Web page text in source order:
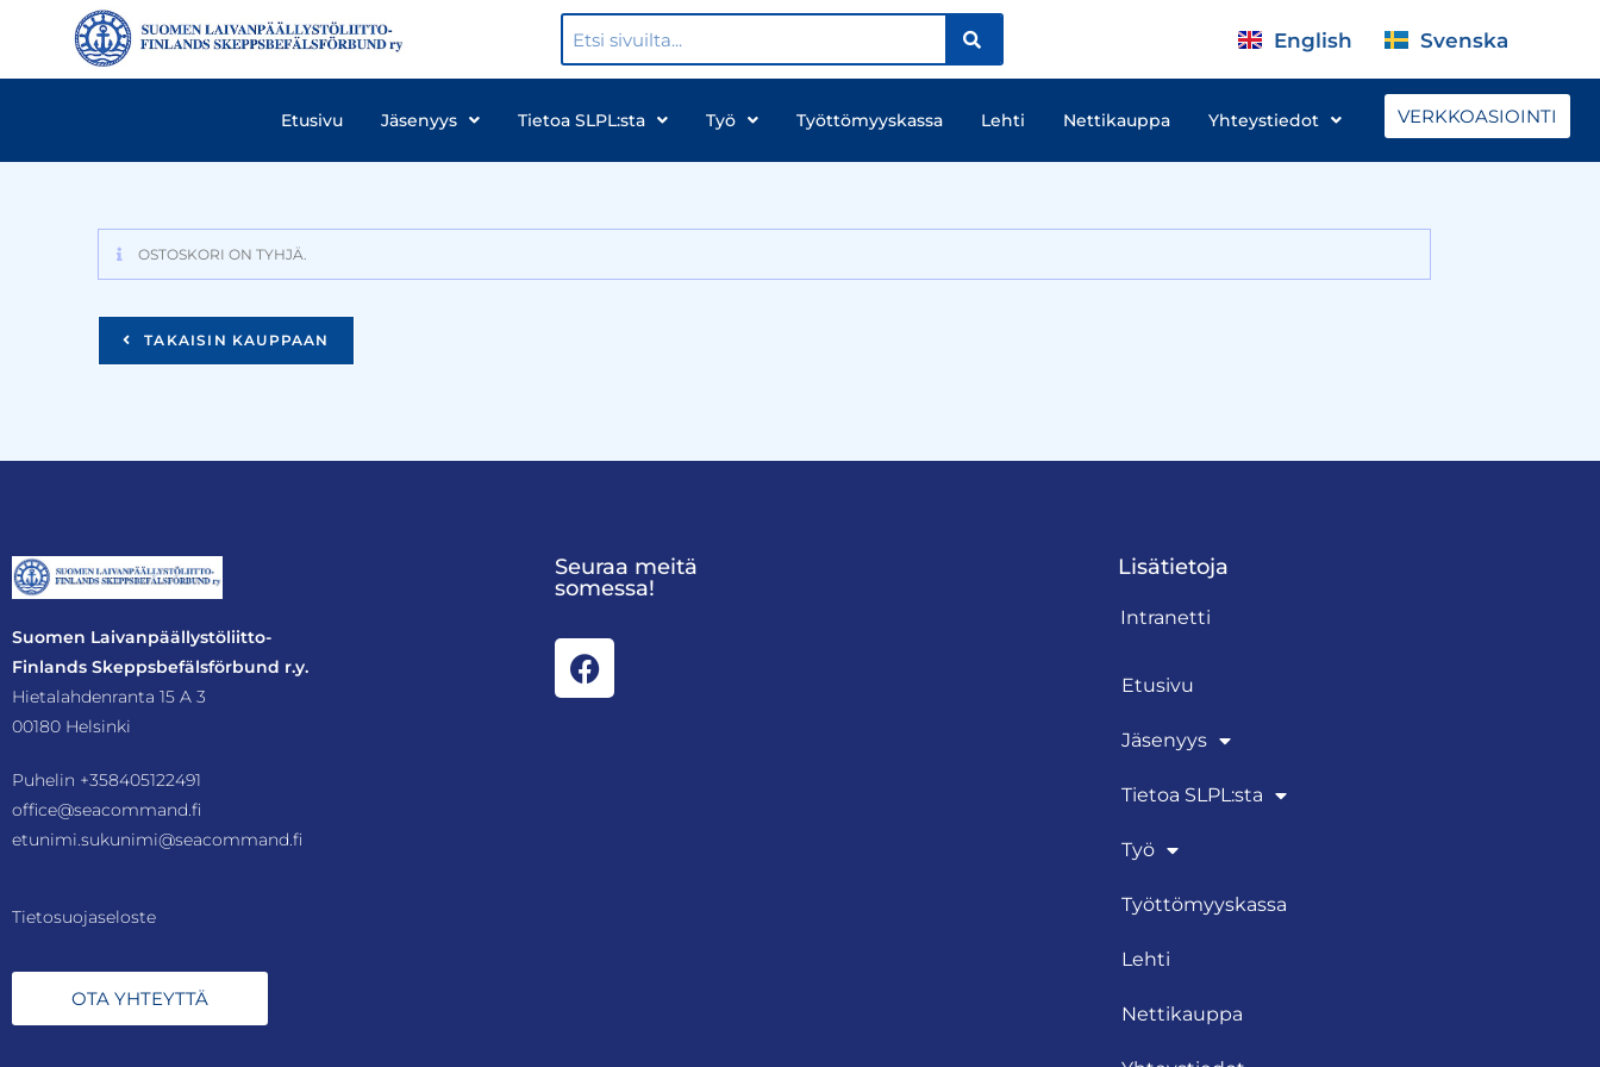
English Svenska
Etusivu Jäsenyys Tietoa SLPL:sta Työ Työttömyyskassa Lehti Nettikauppa Yhteystiedot VERKKOASIOINTI
OSTOSKORI ON TYHJÄ.
TAKAISIN KAUPPAAN
Suomen Laivanpäällystöliitto-
Finlands Skeppsbefälsförbund r.y.
Hietalahdenranta 15 A 3
00180 Helsinki
Puhelin +358405122491
office@seacommand.fi
etunimi.sukunimi@seacommand.fi
Tietosuojaseloste
OTA YHTEYTTÄ
Seuraa meitä
somessa!
Lisätietoja
Intranetti
Etusivu
Jäsenyys
Tietoa SLPL:sta
Työ
Työttömyyskassa
Lehti
Nettikauppa